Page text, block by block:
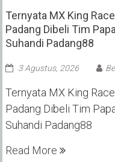
Ternyata MX King
Padang Dibeli Tim
Suhandi Padang88
3 Agustus, 2026
Ternyata MX King
Padang Dibeli Tim
Suhandi Padang88
Read More